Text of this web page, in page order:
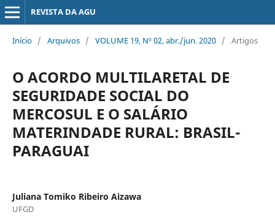
REVISTA DA AGU
Início / Arquivos / VOLUME 19, Nº 02, abr./jun. 2020 / Artigos
O ACORDO MULTILARETAL DE
SEGURIDADE SOCIAL DO
MERCOSUL E O SALÁRIO
MATERINDADE RURAL: BRASIL-
PARAGUAI
Juliana Tomiko Ribeiro Aizawa
UFGD